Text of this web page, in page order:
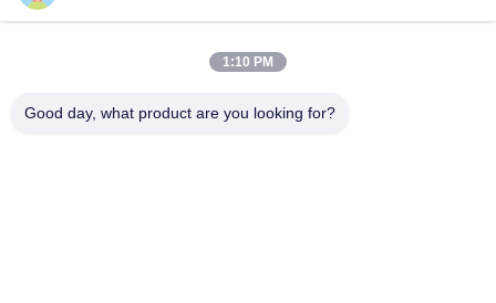
বাড়ি
ভিডিও
1:10 PM
Good day, what product are you looking for?